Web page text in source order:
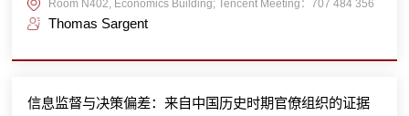
Room N402, Economics Building; Tencent Meeting：707 484 356
Thomas Sargent
信息监督与决策偏差：来自中国历史时期官僚组织的证据